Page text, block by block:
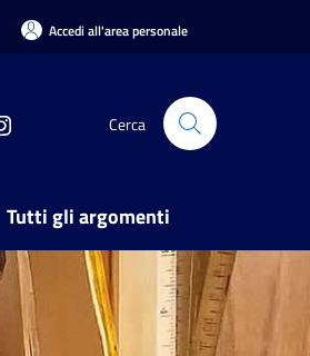
Accedi all'area personale
Cerca
Tutti gli argomenti